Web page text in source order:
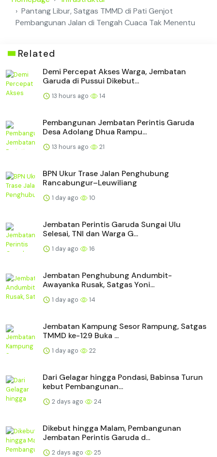
Pantang Libur, Satgas TMMD di Pati Genjot
Pembangunan Jalan di Tengah Cuaca Tak Menentu
Related
Demi Percepat Akses Warga, Jembatan
Garuda di Pussui Dikebut...
13 hours ago 14
Pembangunan Jembatan Perintis Garuda
Desa Adolang Dhua Rampu...
13 hours ago 21
BPN Ukur Trase Jalan Penghubung
Rancabungur–Leuwiliang
1 day ago 10
Jembatan Perintis Garuda Sungai Ulu
Selesai, TNI dan Warga G...
1 day ago 16
Jembatan Penghubung Andumbit-
Awayanka Rusak, Satgas Yoni...
1 day ago 14
Jembatan Kampung Sesor Rampung, Satgas
TMMD ke-129 Buka ...
1 day ago 22
Dari Gelagar hingga Pondasi, Babinsa Turun
kebut Pembangunan...
2 days ago 24
Dikebut hingga Malam, Pembangunan
Jembatan Perintis Garuda d...
2 days ago 25